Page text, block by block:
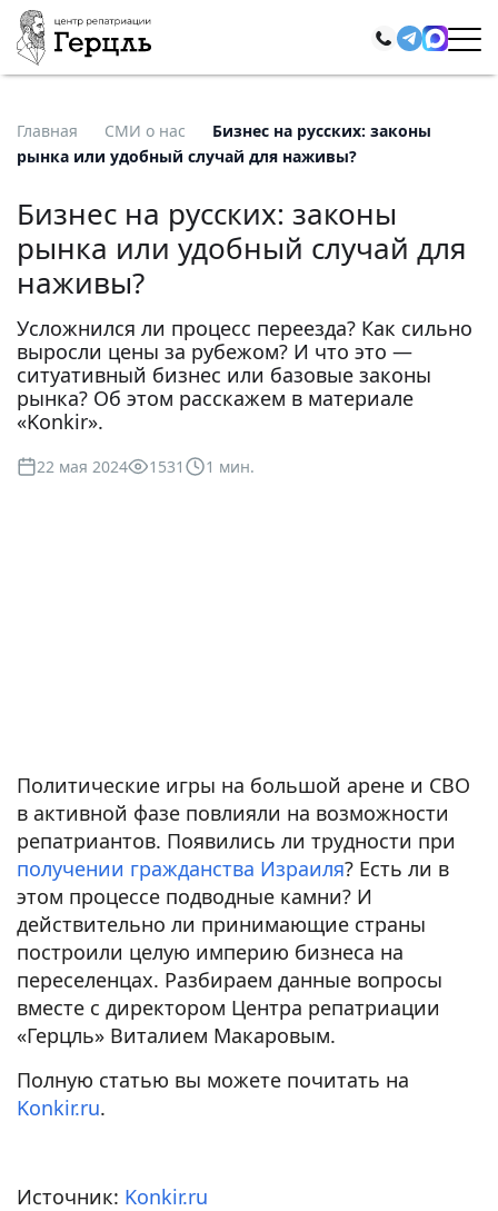
Главная СМИ о нас
Бизнес на русских: законы
рынка или удобный случай для наживы?
Бизнес на русских: законы
рынка или удобный случай для
наживы?
Усложнился ли процесс переезда? Как сильно
выросли цены за рубежом? И что это —
ситуативный бизнес или базовые законы
рынка? Об этом расскажем в материале
«Konkir».
22 мая 2024 1531 1 мин.
Политические игры на большой арене и СВО
в активной фазе повлияли на возможности
репатриантов. Появились ли трудности при
получении гражданства Израиля? Есть ли в
этом процессе подводные камни? И
действительно ли принимающие страны
построили целую империю бизнеса на
переселенцах. Разбираем данные вопросы
вместе с директором Центра репатриации
«Герцль» Виталием Макаровым.
Полную статью вы можете почитать на
Konkir.ru.
Источник: Konkir.ru